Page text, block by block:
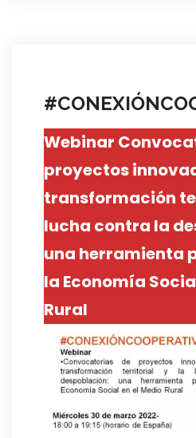
Webinar
proyectos
transformación
lucha contra la
una herramienta
la Economía
Rural